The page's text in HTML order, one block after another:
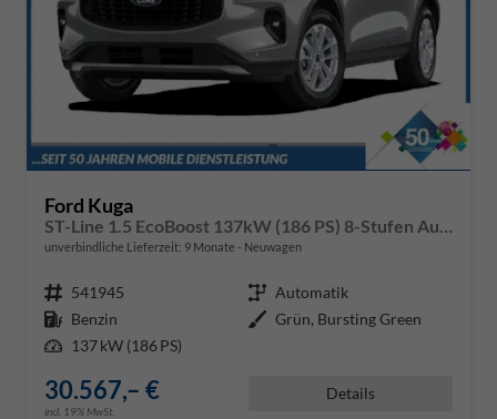
Ford Kuga
unverbindliche Lieferzeit: 9 Monate Neuwagen
Fahrzeugnr. 541945 Getriebe Automatik
Kraftstoff Benzin Außenfarbe Grün, Bursting Green
Leistung 137 kW (186 PS)
30.567,– €
incl. 19% MwSt.
Details